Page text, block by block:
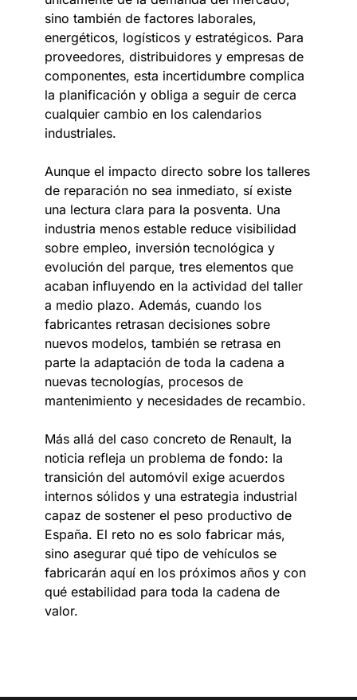
sino también de factores laborales,
energéticos, logísticos y estratégicos. Para
proveedores, distribuidores y empresas de
componentes, esta incertidumbre complica
la planificación y obliga a seguir de cerca
cualquier cambio en los calendarios
industriales.
Aunque el impacto directo sobre los talleres
de reparación no sea inmediato, sí existe
una lectura clara para la posventa. Una
industria menos estable reduce visibilidad
sobre empleo, inversión tecnológica y
evolución del parque, tres elementos que
acaban influyendo en la actividad del taller
a medio plazo. Además, cuando los
fabricantes retrasan decisiones sobre
nuevos modelos, también se retrasa en
parte la adaptación de toda la cadena a
nuevas tecnologías, procesos de
mantenimiento y necesidades de recambio.
Más allá del caso concreto de Renault, la
noticia refleja un problema de fondo: la
transición del automóvil exige acuerdos
internos sólidos y una estrategia industrial
capaz de sostener el peso productivo de
España. El reto no es solo fabricar más,
sino asegurar qué tipo de vehículos se
fabricarán aquí en los próximos años y con
qué estabilidad para toda la cadena de
valor.